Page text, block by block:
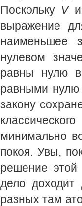
Поскольку V
выражение
наименьшее
нулевом
равны нулю
равными нулю
закону
минимально
покоя. Увы,
решение
дело доходит
разных там